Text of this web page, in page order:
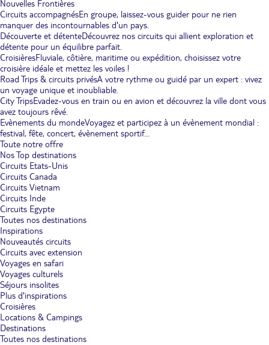
Nouvelles Frontières
Circuits accompagnésEn groupe, laissez-vous guider pour ne rien
manquer des incontournables d'un pays.
Découverte et détenteDécouvrez nos circuits qui allient exploration et
détente pour un équilibre parfait.
CroisièresFluviale, côtière, maritime ou expédition, choisissez votre
croisière idéale et mettez les voiles !
Road Trips & circuits privésA votre rythme ou guidé par un expert : vivez
un voyage unique et inoubliable.
City TripsEvadez-vous en train ou en avion et découvrez la ville dont vous
avez toujours rêvé.
Evènements du mondeVoyagez et participez à un évènement mondial :
festival, fête, concert, évènement sportif...
Toute notre offre
Nos Top destinations
Circuits Etats-Unis
Circuits Canada
Circuits Vietnam
Circuits Inde
Circuits Egypte
Toutes nos destinations
Inspirations
Nouveautés circuits
Circuits avec extension
Voyages en safari
Voyages culturels
Séjours insolites
Plus d'inspirations
Croisières
Locations & Campings
Destinations
Toutes nos destinations